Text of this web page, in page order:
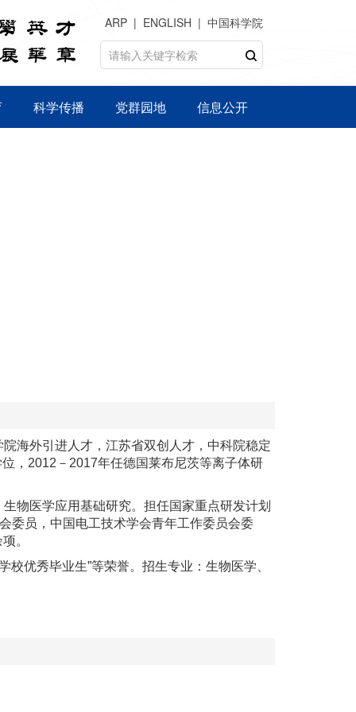
ARP ENGLISH 中国科学院
科学传播 党群园地 信息公开
海外引进人才，江苏省双创人才，中科院稳定
，2012－2017年任德国莱布尼茨等离子体研
物医学应用基础研究。担任国家重点研发计划
员，中国电工技术学会青年工作委员会委
。
校优秀毕业生”等荣誉。招生专业：生物医学、